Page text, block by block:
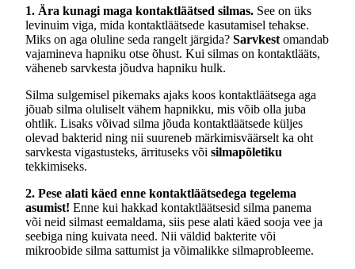
1. Ära kunagi maga kontaktläätsed silmas. See on üks
levinuim viga, mida kontaktläätsede kasutamisel tehakse.
Miks on aga oluline seda rangelt järgida? Sarvkest omandab
vajamineva hapniku otse õhust. Kui silmas on kontaktlääts,
väheneb sarvkesta jõudva hapniku hulk.
Silma sulgemisel pikemaks ajaks koos kontaktläätsega aga
jõuab silma oluliselt vähem hapnikku, mis võib olla juba
ohtlik. Lisaks võivad silma jõuda kontaktläätsede küljes
olevad bakterid ning nii suureneb märkimisväärselt ka oht
sarvkesta vigastusteks, ärrituseks või silmapõletiku
tekkimiseks.
2. Pese alati käed enne kontaktläätsedega tegelema
asumist! Enne kui hakkad kontaktläätsesid silma panema
või neid silmast eemaldama, siis pese alati käed sooja vee ja
seebiga ning kuivata need. Nii väldid bakterite või
mikroobide silma sattumist ja võimalikke silmaprobleeme.